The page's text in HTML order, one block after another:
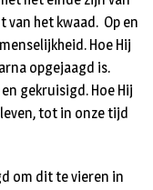
van het kwaad. Op en
Hoe Hij
opgejaagd is.
gekruisigd. Hoe Hij
tot in onze tijd
om dit te vieren in